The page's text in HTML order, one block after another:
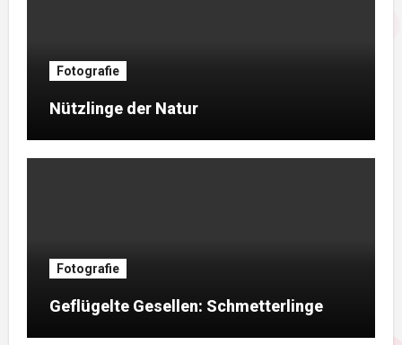
Fotografie
Nützlinge der Natur
Fotografie
Geflügelte Gesellen: Schmetterlinge